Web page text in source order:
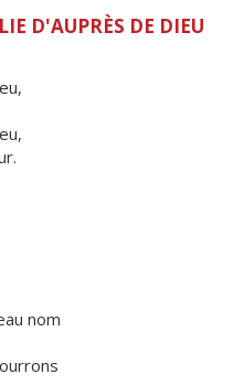
D'AUPRÈS DE DIEU
nom